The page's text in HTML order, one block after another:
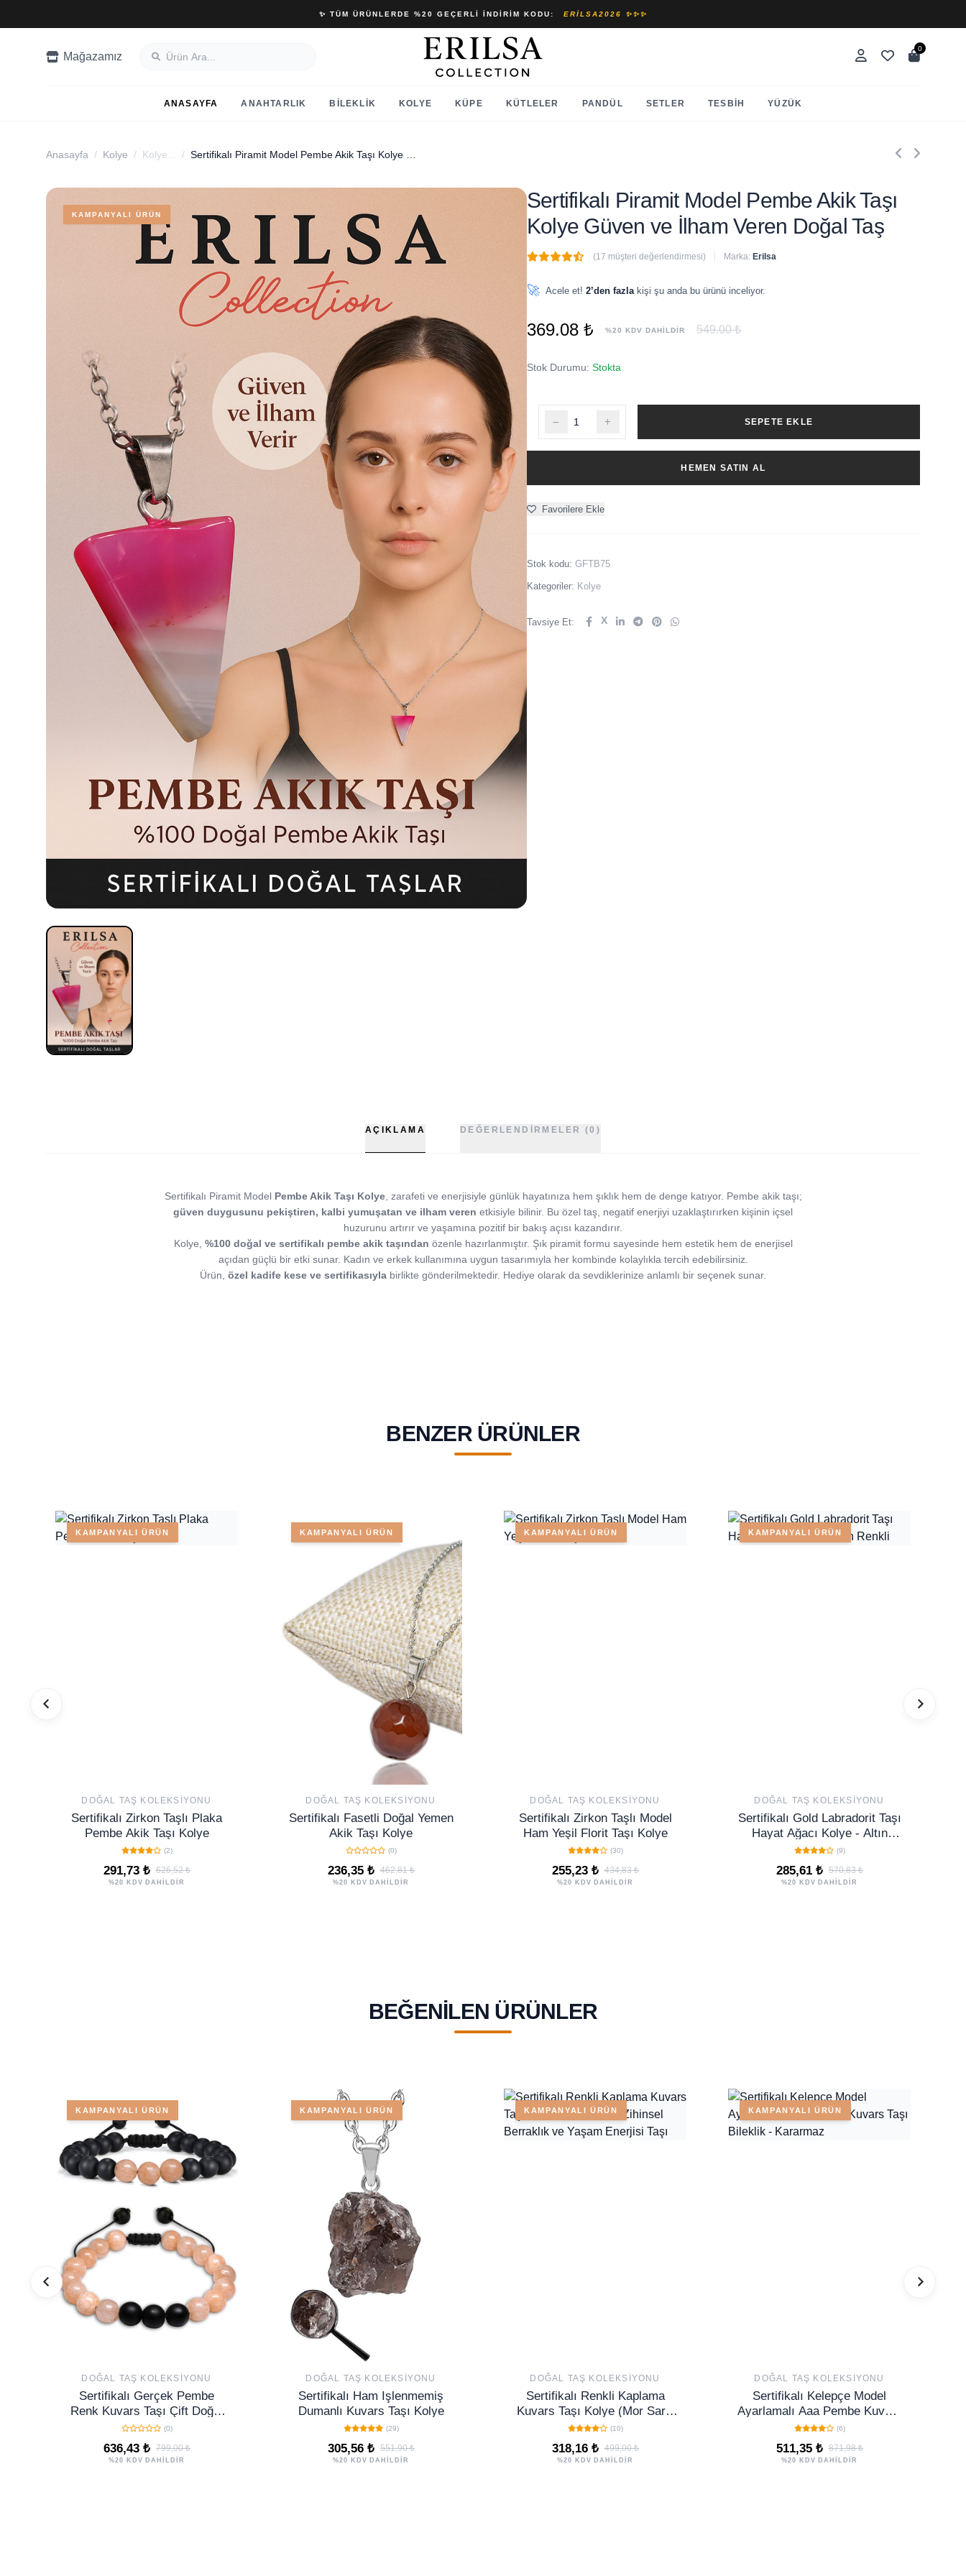
✨ TÜM ÜRÜNLERDE %20 GEÇERLI İNDIRIM KODU: ERILSA2026 ✨✨✨
Mağazamız
0
ANASAYFA ANAHTARLIK BILEKLIK KOLYE KÜPE KÜTLELER PANDÜL SETLER TESBIH YÜZÜK
Anasayfa / Kolye / Kolye... /
KAMPANYALI ÜRÜN
Sertifikalı Piramit Model Pembe Akik Taşı
Kolye Güven ve İlham Veren Doğal Taş
(17 müşteri değerlendirmesi) Marka: Erilsa
🚀 Acele et! 2’den fazlakişi şu anda bu ürünü inceliyor.
369.08 ₺ %20 KDV DAHİLDİR 549.00 ₺
Stok Durumu: Stokta
SEPETE EKLE
HEMEN SATIN AL
Favorilere Ekle
Stok kodu: GFTB75
Kategoriler: Kolye
Tavsiye Et: X
AÇIKLAMA DEĞERLENDIRMELER (0)
Sertifikalı Piramit Model Pembe Akik Taşı Kolye, zarafeti ve enerjisiyle günlük hayatınıza hem şıklık hem de denge katıyor. Pembe akik taşı;
güven duygusunu pekiştiren, kalbi yumuşatan ve ilham veren etkisiyle bilinir. Bu özel taş, negatif enerjiyi uzaklaştırırken kişinin içsel
huzurunu artırır ve yaşamına pozitif bir bakış açısı kazandırır.
Kolye, %100 doğal ve sertifikalı pembe akik taşından özenle hazırlanmıştır. Şık piramit formu sayesinde hem estetik hem de enerjisel
açıdan güçlü bir etki sunar. Kadın ve erkek kullanımına uygun tasarımıyla her kombinde kolaylıkla tercih edebilirsiniz.
Ürün, özel kadife kese ve sertifikasıyla birlikte gönderilmektedir. Hediye olarak da sevdiklerinize anlamlı bir seçenek sunar.
BENZER ÜRÜNLER
KAMPANYALI ÜRÜN
DOĞAL TAŞ KOLEKSIYONU
Sertifikalı Zirkon Taşlı Plaka
Pembe Akik Taşı Kolye
(2)
291,73 ₺ 626,52 ₺
%20 KDV DAHİLDİR
KAMPANYALI ÜRÜN
DOĞAL TAŞ KOLEKSIYONU
Sertifikalı Fasetli Doğal Yemen
Akik Taşı Kolye
(0)
236,35 ₺ 462,81 ₺
%20 KDV DAHİLDİR
KAMPANYALI ÜRÜN
DOĞAL TAŞ KOLEKSIYONU
Sertifikalı Zirkon Taşlı Model
Ham Yeşil Florit Taşı Kolye
(30)
255,23 ₺ 434,83 ₺
%20 KDV DAHİLDİR
KAMPANYALI ÜRÜN
DOĞAL TAŞ KOLEKSIYONU
Sertifikalı Gold Labradorit Taşı
Hayat Ağacı Kolye - Altın
Renkli (9)
285,61 ₺ 570,83 ₺
%20 KDV DAHİLDİR
BEĞENILEN ÜRÜNLER
KAMPANYALI ÜRÜN
DOĞAL TAŞ KOLEKSIYONU
Sertifikalı Gerçek Pembe
Renk Kuvars Taşı Çift Doğal
Taş Bileklik Seti Doğal Bej
Renk
(0)
636,43 ₺ 799,00 ₺
%20 KDV DAHİLDİR
KAMPANYALI ÜRÜN
DOĞAL TAŞ KOLEKSIYONU
Sertifikalı Ham Işlenmemiş
Dumanlı Kuvars Taşı Kolye
(29)
305,56 ₺ 551,90 ₺
%20 KDV DAHİLDİR
KAMPANYALI ÜRÜN
DOĞAL TAŞ KOLEKSIYONU
Sertifikalı Renkli Kaplama
Kuvars Taşı Kolye (Mor Sarı)
– Zihinsel Berraklık ve Yaşam
Enerjisi Taşı
(10)
318,16 ₺ 499,00 ₺
%20 KDV DAHİLDİR
KAMPANYALI ÜRÜN
DOĞAL TAŞ KOLEKSIYONU
Sertifikalı Kelepçe Model
Ayarlamalı Aaa Pembe Kuvars
Taşı Bileklik - Kararmaz
(6)
511,35 ₺ 871,98 ₺
%20 KDV DAHİLDİR